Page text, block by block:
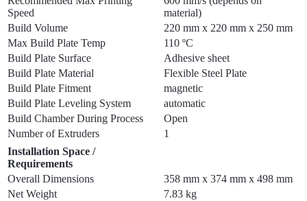
Speed
material)
Build Volume
220 mm x 220 mm x 250 mm
Max Build Plate Temp
110 ºC
Build Plate Surface
Adhesive sheet
Build Plate Material
Flexible Steel Plate
Build Plate Fitment
magnetic
Build Plate Leveling System
automatic
Build Chamber During Process
Open
Number of Extruders
1
Installation Space /
Requirements
Overall Dimensions
358 mm x 374 mm x 498 mm
Net Weight
7.83 kg